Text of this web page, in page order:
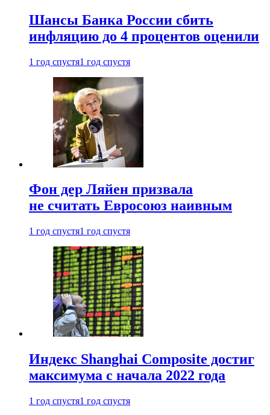
Шансы Банка России сбить
инфляцию до 4 процентов оценили
1 год спустя1 год спустя
Фон дер Ляйен призвала
не считать Евросоюз наивным
1 год спустя1 год спустя
Индекс Shanghai Composite достиг
максимума с начала 2022 года
1 год спустя1 год спустя